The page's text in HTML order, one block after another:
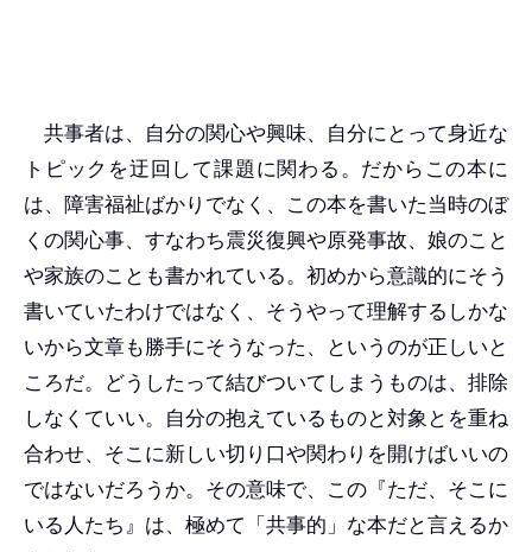
共事者は、自分の関心や興味、自分にとって身近な
トピックを迂回して課題に関わる。だからこの本に
は、障害福祉ばかりでなく、この本を書いた当時のぼ
くの関心事、すなわち震災復興や原発事故、娘のこと
や家族のことも書かれている。初めから意識的にそう
書いていたわけではなく、そうやって理解するしかな
いから文章も勝手にそうなった、というのが正しいと
ころだ。どうしたって結びついてしまうものは、排除
しなくていい。自分の抱えているものと対象とを重ね
合わせ、そこに新しい切り口や関わりを開けばいいの
ではないだろうか。その意味で、この『ただ、そこに
いる人たち』は、極めて「共事的」な本だと言えるか